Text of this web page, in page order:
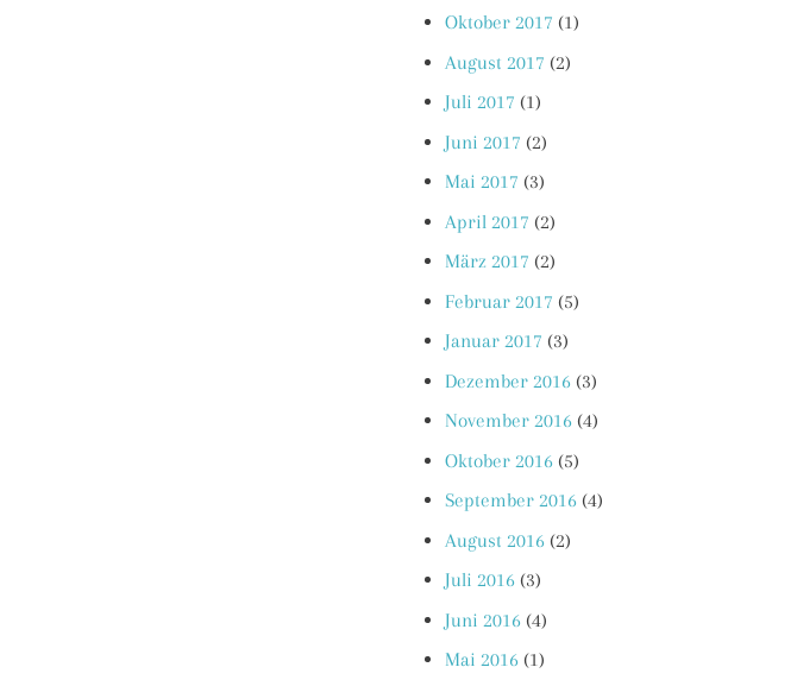
Oktober 2017 (1)
August 2017 (2)
Juli 2017 (1)
Juni 2017 (2)
Mai 2017 (3)
April 2017 (2)
März 2017 (2)
Februar 2017 (5)
Januar 2017 (3)
Dezember 2016 (3)
November 2016 (4)
Oktober 2016 (5)
September 2016 (4)
August 2016 (2)
Juli 2016 (3)
Juni 2016 (4)
Mai 2016 (1)